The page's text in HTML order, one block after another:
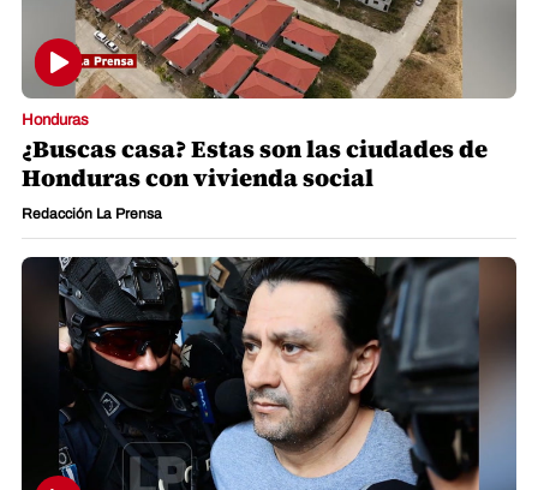
Honduras
¿Buscas casa? Estas son las ciudades de
Honduras con vivienda social
Redacción La Prensa